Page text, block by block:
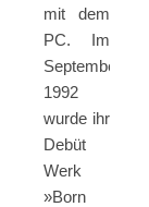
mit dem
PC. Im
September
1992
wurde ihr
Debüt
Werk
»Born